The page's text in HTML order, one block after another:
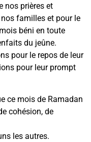
nos prières et
familles et pour le
béni en toute
du jeûne.
pour le repos de leur
pour leur prompt
ce mois de Ramadan
cohésion, de
les autres.